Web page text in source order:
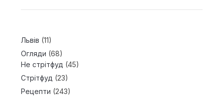
Львів (11)
Огляди (68)
Не стрітфуд (45)
Стрітфуд (23)
Рецепти (243)